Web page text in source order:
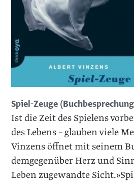
Spiel-Zeuge
Ist die Zeit des Spielens
des ­Lebens – glauben viele
Vinzens öffnet mit seinem
demgegenüber Herz und
Leben zugewandte